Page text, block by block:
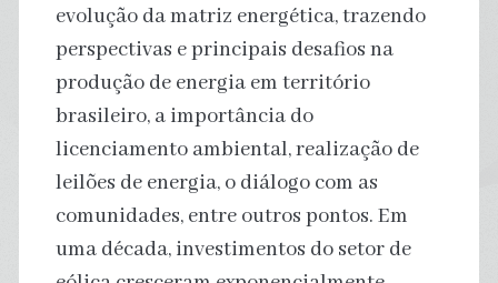
evolução da matriz energética, trazendo
perspectivas e principais desafios na
produção de energia em território
brasileiro, a importância do
licenciamento ambiental, realização de
leilões de energia, o diálogo com as
comunidades, entre outros pontos. Em
uma década, investimentos do setor de